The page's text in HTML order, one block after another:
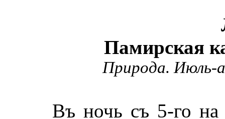
Памирская
Природа. Июль-
Въ ночь съ 5-го на